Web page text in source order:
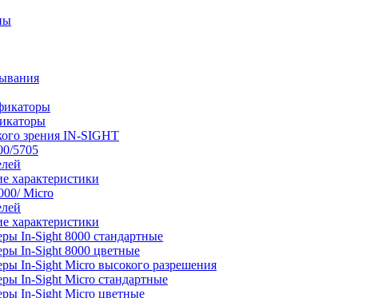
зрения IN-SIGHT
5705
характеристики
Micro
характеристики
In-Sight 8000 стандартные
In-Sight 8000 цветные
In-Sight Micro высокого разрешения
In-Sight Micro cтандартные
In-Sight Micro цветные